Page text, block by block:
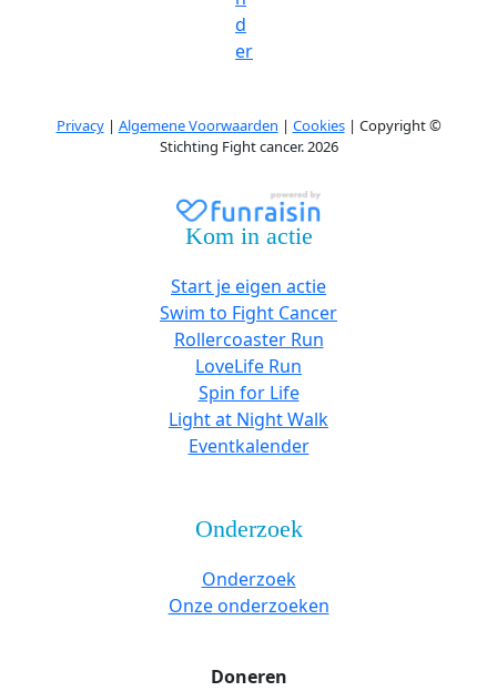
d
er
Privacy| Algemene Voorwaarden | Cookies| Copyright ©
Stichting Fight cancer. 2026
Kom in actie
Start je eigen actie
Swim to Fight Cancer
Rollercoaster Run
LoveLife Run
Spin for Life
Light at Night Walk
Eventkalender
Onderzoek
Onderzoek
Onze onderzoeken
Doneren